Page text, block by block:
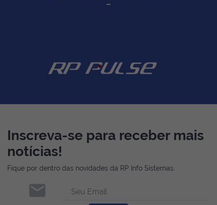
Inscreva-se para receber mais
notícias!
Fique por dentro das novidades da RP Info Sistemas.
email Seu Email